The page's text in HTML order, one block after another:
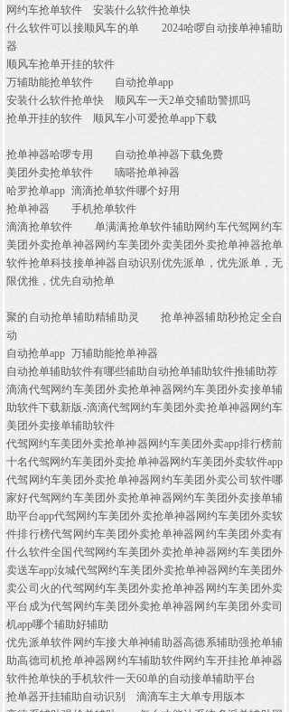
网约车抢单软件
安装什么软件抢单快
什么软件可以接顺风车的单
2024哈啰自动接单神辅助
器
顺风车抢单开挂的软件
万辅助能抢单软件
自动抢单app
安装什么软件抢单快
顺风车一天2单交辅助警抓吗
抢单开挂的软件
顺风车小可爱抢单app下载
抢单神器哈啰专用
自动抢单神器下载免费
美团外卖抢单软件
嘀嗒抢单神器
哈罗抢单app 滴滴抢单软件哪个好用
抢单神器
手机抢单软件
滴滴抢单软件
单满满抢单软件辅助网约车代驾网约车
美团外卖抢单神器网约车美团外卖美团外卖抢单神器抢单
软件抢单科技接单神器自动识别优先派单，优先派单，无
限优推，优先自动抢单
聚的自动抢单辅助精辅助灵
抢单神器辅助秒抢定全自
动
自动抢单app 万辅助能抢单神器
自动抢单辅助软件有哪些辅助自动抢单辅助软件推辅助荐
滴滴代驾网约车美团外卖抢单神器网约车美团外卖接单辅
助软件下载新版-滴滴代驾网约车美团外卖抢单神器网约车
美团外卖接单辅助软件
代驾网约车美团外卖抢单神器网约车美团外卖app排行榜前
十名代驾网约车美团外卖抢单神器网约车美团外卖软件app
代驾网约车美团外卖抢单神器网约车美团外卖公司软件哪
家好代驾网约车美团外卖抢单神器网约车美团外卖接单辅
助平台app代驾网约车美团外卖抢单神器网约车美团外卖软
件排行榜代驾网约车美团外卖抢单神器网约车美团外卖有
什么软件全国代驾网约车美团外卖抢单神器网约车美团外
卖送车app汝城代驾网约车美团外卖抢单神器网约车美团外
卖公司火的代驾网约车美团外卖抢单神器网约车美团外卖
平台成为代驾网约车美团外卖抢单神器网约车美团外卖司
机app哪个辅助好辅助
优先派单软件网约车接大单神辅助器高德系辅助强抢单辅
助高德司机抢单神器网约车辅助软件网约车开挂抢单神器
软件抢单快的手机软件一天60单的自动接单辅助平台
抢单器开挂辅助自动识别
滴滴车主大单专用版本